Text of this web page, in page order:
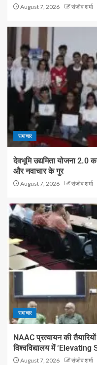
August 7, 2026 संजीव शर्मा
समाचार
देवभूमि उद्यमिता योजना 2.0
और नवाचार के गुर
August 7, 2026 संजीव शर्मा
समाचार
NAAC प्रत्यायन की
विश्वविद्यालय में
August 7, 2026 संजीव शर्मा